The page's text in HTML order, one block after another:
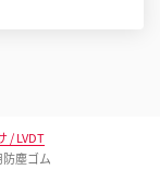
/ LVDT
塵ゴム